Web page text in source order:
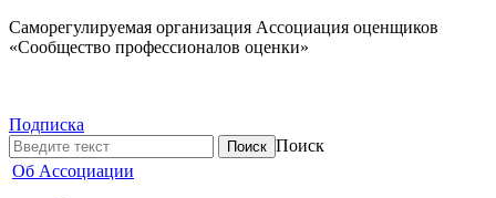
Саморегулируемая организация Ассоциация оценщиков
«Сообщество профессионалов оценки»
Подписка
Поиск
Об Ассоциации